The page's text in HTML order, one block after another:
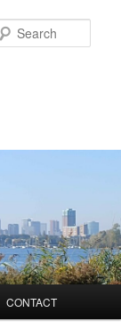
CONTACT